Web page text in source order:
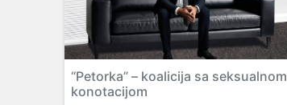
“Petorka” – koalicija sa seksualnom
konotacijom